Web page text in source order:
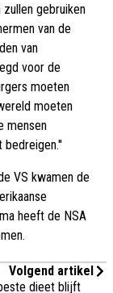
gebruiken
van de
van
voor de
moeten
moeten
mensen
bedreigen.''
VS kwamen de
heeft de NSA
Volgend artikel
dieet blijft